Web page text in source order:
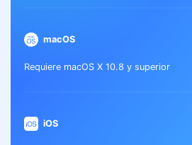
macOS
Requiere macOS X 10.8 y superior
iOS